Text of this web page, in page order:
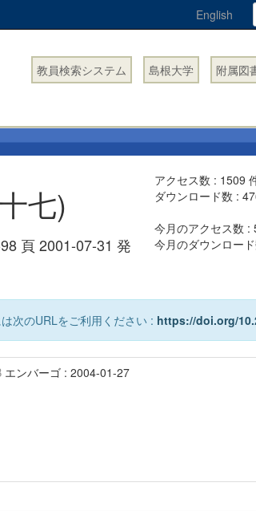
English
教員検索システム 島根大学 附属図
七)
頁 2001-07-31 発
アクセス数 : 1509
ダウンロード数 :
今月のアクセス数 :
今月のダウンロー
次のURLをご利用ください : https://doi.org/
エンバーゴ : 2004-01-27